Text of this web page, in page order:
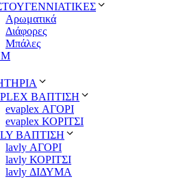
Αρωματικά
Διάφορες
Μπάλες
ΒΑΠΤΙΣΗ
evaplex ΑΓΟΡΙ
evaplex ΚΟΡΙΤΣΙ
ΒΑΠΤΙΣΗ
lavly ΑΓΟΡΙ
lavly ΚΟΡΙΤΣΙ
lavly ΔΙΔΥΜΑ